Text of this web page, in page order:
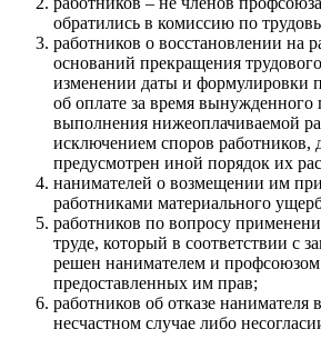
обратились в комиссию по
работников о восстановлении на
оснований прекращения
изменении даты и формулировки
об оплате за время вынужденного
выполнения нижеоплачиваемой
исключением споров работников,
предусмотрен иной порядок их
нанимателей о возмещении им
работниками материального
работников по вопросу
труде, который в соответствии с
решен нанимателем и профсоюзом
предоставленных им прав;
работников об отказе нанимателя
несчастном случае либо